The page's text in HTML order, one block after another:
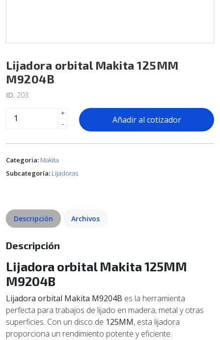
Lijadora orbital Makita 125MM
M9204B
ID. 203
+
-
Añadir al cotizador
Categoria: Makita
Subcategoría: Lijadoras
Descripción Archivos
Descripción
Lijadora orbital Makita 125MM
M9204B
Lijadora orbital Makita M9204B es la herramienta
perfecta para trabajos de lijado en madera, metal y otras
superficies. Con un disco de 125MM, esta lijadora
proporciona un rendimiento potente y eficiente.